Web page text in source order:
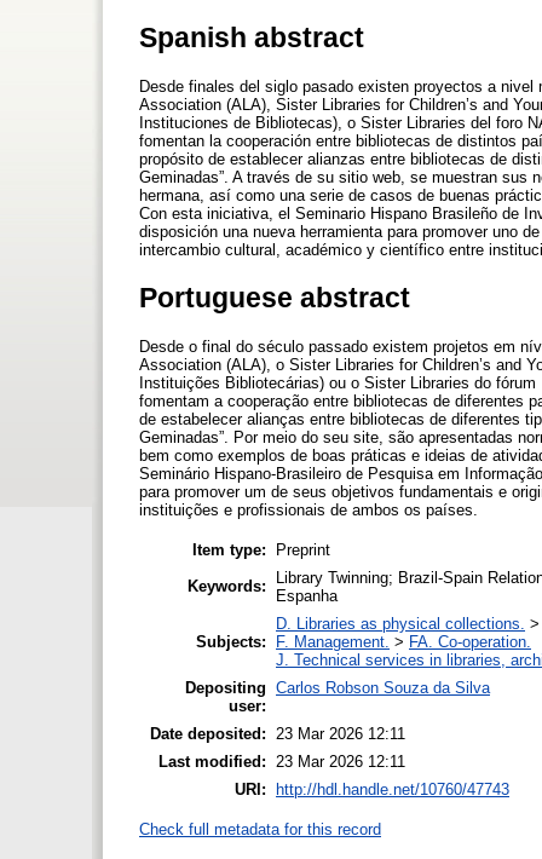
Spanish abstract
Desde finales del siglo pasado existen proyectos a
Association (ALA), Sister Libraries for Children’s and
Instituciones de Bibliotecas), o Sister Libraries del foro
fomentan la cooperación entre bibliotecas de distintos
propósito de establecer alianzas entre bibliotecas de
Geminadas”. A través de su sitio web, se muestran sus
hermana, así como una serie de casos de buenas
Con esta iniciativa, el Seminario Hispano Brasileño de
disposición una nueva herramienta para promover uno
intercambio cultural, académico y científico entre
Portuguese abstract
Desde o final do século passado existem projetos em
Association (ALA), o Sister Libraries for Children’s and
Instituições Bibliotecárias) ou o Sister Libraries do
fomentam a cooperação entre bibliotecas de diferentes
de estabelecer alianças entre bibliotecas de diferentes
Geminadas”. Por meio do seu site, são apresentadas
bem como exemplos de boas práticas e ideias de
Seminário Hispano-Brasileiro de Pesquisa em
para promover um de seus objetivos fundamentais e
instituições e profissionais de ambos os países.
Item type:
Preprint
Keywords:
Library Twinning; Brazil-Spain
Espanha
Subjects:
D. Libraries as physical collections.
F. Management. > FA. Co-operation.
J. Technical services in libraries,
Depositing
user:
Carlos Robson Souza da Silva
Date deposited: 23 Mar 2026 12:11
Last modified: 23 Mar 2026 12:11
URI:
http://hdl.handle.net/10760/47743
Check full metadata for this record